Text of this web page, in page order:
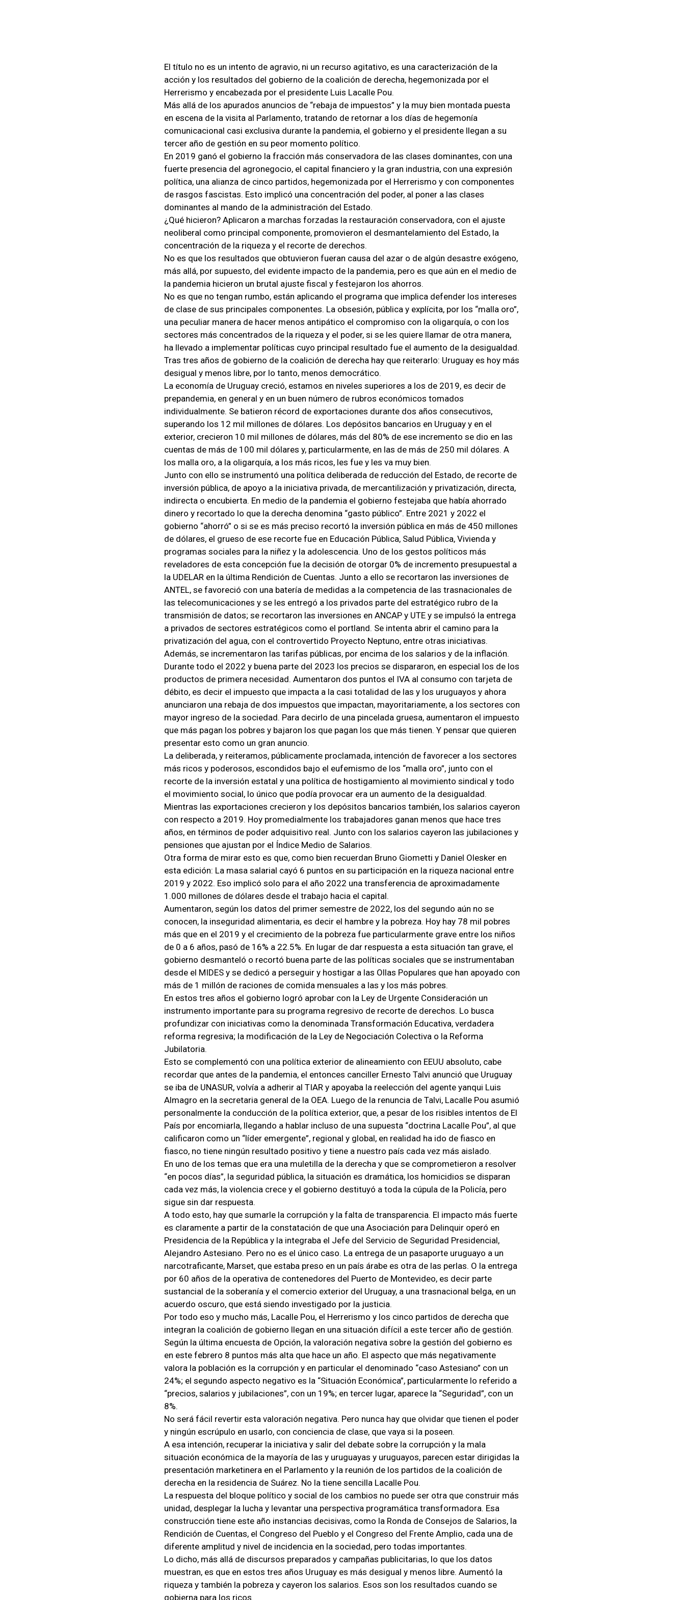
El título no es un intento de agravio, ni un recurso agitativo, es una caracterización de la
acción y los resultados del gobierno de la coalición de derecha, hegemonizada por el
Herrerismo y encabezada por el presidente Luis Lacalle Pou.
Más allá de los apurados anuncios de “rebaja de impuestos” y la muy bien montada puesta
en escena de la visita al Parlamento, tratando de retornar a los días de hegemonía
comunicacional casi exclusiva durante la pandemia, el gobierno y el presidente llegan a su
tercer año de gestión en su peor momento político.
En 2019 ganó el gobierno la fracción más conservadora de las clases dominantes, con una
fuerte presencia del agronegocio, el capital financiero y la gran industria, con una expresión
política, una alianza de cinco partidos, hegemonizada por el Herrerismo y con componentes
de rasgos fascistas. Esto implicó una concentración del poder, al poner a las clases
dominantes al mando de la administración del Estado.
¿Qué hicieron? Aplicaron a marchas forzadas la restauración conservadora, con el ajuste
neoliberal como principal componente, promovieron el desmantelamiento del Estado, la
concentración de la riqueza y el recorte de derechos.
No es que los resultados que obtuvieron fueran causa del azar o de algún desastre exógeno,
más allá, por supuesto, del evidente impacto de la pandemia, pero es que aún en el medio de
la pandemia hicieron un brutal ajuste fiscal y festejaron los ahorros.
No es que no tengan rumbo, están aplicando el programa que implica defender los intereses
de clase de sus principales componentes. La obsesión, pública y explícita, por los “malla oro”,
una peculiar manera de hacer menos antipático el compromiso con la oligarquía, o con los
sectores más concentrados de la riqueza y el poder, si se les quiere llamar de otra manera,
ha llevado a implementar políticas cuyo principal resultado fue el aumento de la desigualdad.
Tras tres años de gobierno de la coalición de derecha hay que reiterarlo: Uruguay es hoy más
desigual y menos libre, por lo tanto, menos democrático.
La economía de Uruguay creció, estamos en niveles superiores a los de 2019, es decir de
prepandemia, en general y en un buen número de rubros económicos tomados
individualmente. Se batieron récord de exportaciones durante dos años consecutivos,
superando los 12 mil millones de dólares. Los depósitos bancarios en Uruguay y en el
exterior, crecieron 10 mil millones de dólares, más del 80% de ese incremento se dio en las
cuentas de más de 100 mil dólares y, particularmente, en las de más de 250 mil dólares. A
los malla oro, a la oligarquía, a los más ricos, les fue y les va muy bien.
Junto con ello se instrumentó una política deliberada de reducción del Estado, de recorte de
inversión pública, de apoyo a la iniciativa privada, de mercantilización y privatización, directa,
indirecta o encubierta. En medio de la pandemia el gobierno festejaba que había ahorrado
dinero y recortado lo que la derecha denomina “gasto público”. Entre 2021 y 2022 el
gobierno “ahorró” o si se es más preciso recortó la inversión pública en más de 450 millones
de dólares, el grueso de ese recorte fue en Educación Pública, Salud Pública, Vivienda y
programas sociales para la niñez y la adolescencia. Uno de los gestos políticos más
reveladores de esta concepción fue la decisión de otorgar 0% de incremento presupuestal a
la UDELAR en la última Rendición de Cuentas. Junto a ello se recortaron las inversiones de
ANTEL, se favoreció con una batería de medidas a la competencia de las trasnacionales de
las telecomunicaciones y se les entregó a los privados parte del estratégico rubro de la
transmisión de datos; se recortaron las inversiones en ANCAP y UTE y se impulsó la entrega
a privados de sectores estratégicos como el portland. Se intenta abrir el camino para la
privatización del agua, con el controvertido Proyecto Neptuno, entre otras iniciativas.
Además, se incrementaron las tarifas públicas, por encima de los salarios y de la inflación.
Durante todo el 2022 y buena parte del 2023 los precios se dispararon, en especial los de los
productos de primera necesidad. Aumentaron dos puntos el IVA al consumo con tarjeta de
débito, es decir el impuesto que impacta a la casi totalidad de las y los uruguayos y ahora
anunciaron una rebaja de dos impuestos que impactan, mayoritariamente, a los sectores con
mayor ingreso de la sociedad. Para decirlo de una pincelada gruesa, aumentaron el impuesto
que más pagan los pobres y bajaron los que pagan los que más tienen. Y pensar que quieren
presentar esto como un gran anuncio.
La deliberada, y reiteramos, públicamente proclamada, intención de favorecer a los sectores
más ricos y poderosos, escondidos bajo el eufemismo de los “malla oro”, junto con el
recorte de la inversión estatal y una política de hostigamiento al movimiento sindical y todo
el movimiento social, lo único que podía provocar era un aumento de la desigualdad.
Mientras las exportaciones crecieron y los depósitos bancarios también, los salarios cayeron
con respecto a 2019. Hoy promedialmente los trabajadores ganan menos que hace tres
años, en términos de poder adquisitivo real. Junto con los salarios cayeron las jubilaciones y
pensiones que ajustan por el Índice Medio de Salarios.
Otra forma de mirar esto es que, como bien recuerdan Bruno Giometti y Daniel Olesker en
esta edición: La masa salarial cayó 6 puntos en su participación en la riqueza nacional entre
2019 y 2022. Eso implicó solo para el año 2022 una transferencia de aproximadamente
1.000 millones de dólares desde el trabajo hacia el capital.
Aumentaron, según los datos del primer semestre de 2022, los del segundo aún no se
conocen, la inseguridad alimentaria, es decir el hambre y la pobreza. Hoy hay 78 mil pobres
más que en el 2019 y el crecimiento de la pobreza fue particularmente grave entre los niños
de 0 a 6 años, pasó de 16% a 22.5%. En lugar de dar respuesta a esta situación tan grave, el
gobierno desmanteló o recortó buena parte de las políticas sociales que se instrumentaban
desde el MIDES y se dedicó a perseguir y hostigar a las Ollas Populares que han apoyado con
más de 1 millón de raciones de comida mensuales a las y los más pobres.
En estos tres años el gobierno logró aprobar con la Ley de Urgente Consideración un
instrumento importante para su programa regresivo de recorte de derechos. Lo busca
profundizar con iniciativas como la denominada Transformación Educativa, verdadera
reforma regresiva; la modificación de la Ley de Negociación Colectiva o la Reforma
Jubilatoria.
Esto se complementó con una política exterior de alineamiento con EEUU absoluto, cabe
recordar que antes de la pandemia, el entonces canciller Ernesto Talvi anunció que Uruguay
se iba de UNASUR, volvía a adherir al TIAR y apoyaba la reelección del agente yanqui Luis
Almagro en la secretaria general de la OEA. Luego de la renuncia de Talvi, Lacalle Pou asumió
personalmente la conducción de la política exterior, que, a pesar de los risibles intentos de El
País por encomiarla, llegando a hablar incluso de una supuesta “doctrina Lacalle Pou”, al que
calificaron como un “líder emergente”, regional y global, en realidad ha ido de fiasco en
fiasco, no tiene ningún resultado positivo y tiene a nuestro país cada vez más aislado.
En uno de los temas que era una muletilla de la derecha y que se comprometieron a resolver
“en pocos días”, la seguridad pública, la situación es dramática, los homicidios se disparan
cada vez más, la violencia crece y el gobierno destituyó a toda la cúpula de la Policía, pero
sigue sin dar respuesta.
A todo esto, hay que sumarle la corrupción y la falta de transparencia. El impacto más fuerte
es claramente a partir de la constatación de que una Asociación para Delinquir operó en
Presidencia de la República y la integraba el Jefe del Servicio de Seguridad Presidencial,
Alejandro Astesiano. Pero no es el único caso. La entrega de un pasaporte uruguayo a un
narcotraficante, Marset, que estaba preso en un país árabe es otra de las perlas. O la entrega
por 60 años de la operativa de contenedores del Puerto de Montevideo, es decir parte
sustancial de la soberanía y el comercio exterior del Uruguay, a una trasnacional belga, en un
acuerdo oscuro, que está siendo investigado por la justicia.
Por todo eso y mucho más, Lacalle Pou, el Herrerismo y los cinco partidos de derecha que
integran la coalición de gobierno llegan en una situación difícil a este tercer año de gestión.
Según la última encuesta de Opción, la valoración negativa sobre la gestión del gobierno es
en este febrero 8 puntos más alta que hace un año. El aspecto que más negativamente
valora la población es la corrupción y en particular el denominado “caso Astesiano” con un
24%; el segundo aspecto negativo es la “Situación Económica”, particularmente lo referido a
“precios, salarios y jubilaciones”, con un 19%; en tercer lugar, aparece la “Seguridad”, con un
8%.
No será fácil revertir esta valoración negativa. Pero nunca hay que olvidar que tienen el poder
y ningún escrúpulo en usarlo, con conciencia de clase, que vaya si la poseen.
A esa intención, recuperar la iniciativa y salir del debate sobre la corrupción y la mala
situación económica de la mayoría de las y uruguayas y uruguayos, parecen estar dirigidas la
presentación marketinera en el Parlamento y la reunión de los partidos de la coalición de
derecha en la residencia de Suárez. No la tiene sencilla Lacalle Pou.
La respuesta del bloque político y social de los cambios no puede ser otra que construir más
unidad, desplegar la lucha y levantar una perspectiva programática transformadora. Esa
construcción tiene este año instancias decisivas, como la Ronda de Consejos de Salarios, la
Rendición de Cuentas, el Congreso del Pueblo y el Congreso del Frente Amplio, cada una de
diferente amplitud y nivel de incidencia en la sociedad, pero todas importantes.
Lo dicho, más allá de discursos preparados y campañas publicitarias, lo que los datos
muestran, es que en estos tres años Uruguay es más desigual y menos libre. Aumentó la
riqueza y también la pobreza y cayeron los salarios. Esos son los resultados cuando se
gobierna para los ricos.